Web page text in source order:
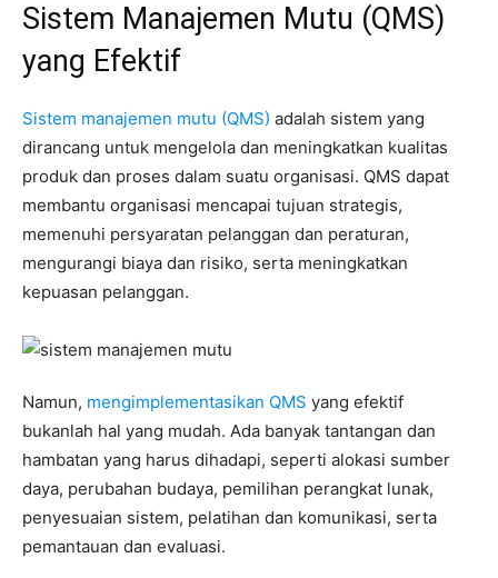
Sistem Manajemen Mutu (QMS)
yang Efektif
Sistem manajemen mutu (QMS) adalah sistem yang
dirancang untuk mengelola dan meningkatkan kualitas
produk dan proses dalam suatu organisasi. QMS dapat
membantu organisasi mencapai tujuan strategis,
memenuhi persyaratan pelanggan dan peraturan,
mengurangi biaya dan risiko, serta meningkatkan
kepuasan pelanggan.
Namun, mengimplementasikan QMS yang efektif
bukanlah hal yang mudah. Ada banyak tantangan dan
hambatan yang harus dihadapi, seperti alokasi sumber
daya, perubahan budaya, pemilihan perangkat lunak,
penyesuaian sistem, pelatihan dan komunikasi, serta
pemantauan dan evaluasi.